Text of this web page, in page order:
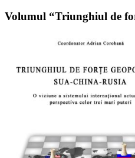
Volumul “Triunghiul de